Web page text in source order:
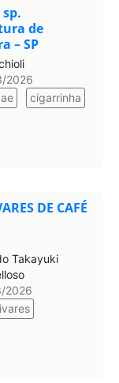
de
– SP
2026
cigarrinha
DE CAFÉ
Takayuki
2026